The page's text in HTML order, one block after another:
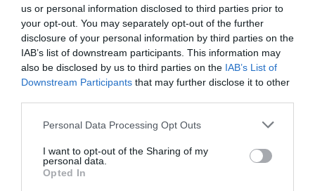
us or personal information disclosed to third parties prior to
your opt-out. You may separately opt-out of the further
disclosure of your personal information by third parties on the
IAB’s list of downstream participants. This information may
also be disclosed by us to third parties on the IAB’s List of
Downstream Participants that may further disclose it to other
Personal Data Processing Opt Outs
I want to opt-out of the Sharing of my
personal data.
Opted In
Sidorätter och tillbehör Gröt
Övrig råvara
Rågmjöl
Frukost Husmanskost
Vegetariskt